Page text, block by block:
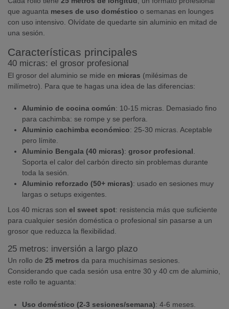
que aguanta meses de uso doméstico o semanas en lounges
con uso intensivo. Olvídate de quedarte sin aluminio en mitad de
una sesión.
Características principales
40 micras: el grosor profesional
El grosor del aluminio se mide en micras (milésimas de
milímetro). Para que te hagas una idea de las diferencias:
Aluminio de cocina común: 10-15 micras. Demasiado fino
para cachimba: se rompe y se perfora.
Aluminio cachimba económico: 25-30 micras. Aceptable
pero límite.
Aluminio Bengala (40 micras): grosor profesional
Soporta el calor del carbón directo sin problemas durante
toda la sesión.
Aluminio reforzado (50+ micras): usado en sesiones muy
largas o setups exigentes.
Los 40 micras son el sweet spot: resistencia más que suficiente
para cualquier sesión doméstica o profesional sin pasarse a un
grosor que reduzca la flexibilidad.
25 metros: inversión a largo plazo
Un rollo de 25 metros da para muchísimas sesiones.
Considerando que cada sesión usa entre 30 y 40 cm de aluminio,
este rollo te aguanta:
Uso doméstico (2-3 sesiones/semana): 4-6 meses.